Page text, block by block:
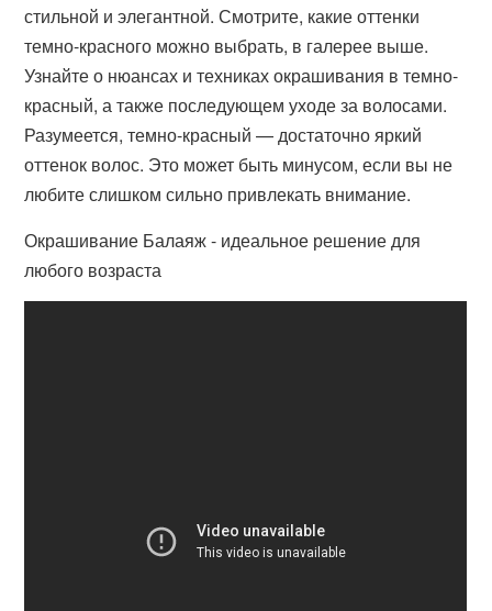
стильной и элегантной. Смотрите, какие оттенки
темно-красного можно выбрать, в галерее выше.
Узнайте о нюансах и техниках окрашивания в темно-
красный, а также последующем уходе за волосами.
Разумеется, темно-красный — достаточно яркий
оттенок волос. Это может быть минусом, если вы не
любите слишком сильно привлекать внимание.
Окрашивание Балаяж - идеальное решение для
любого возраста